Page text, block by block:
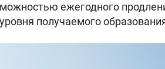
ежегодного
получаемого